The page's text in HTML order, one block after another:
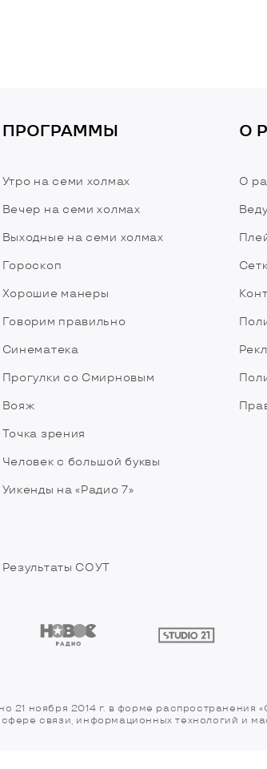
ПРОГРАММЫ О
Утро на семи холмах
Вечер на семи холмах
Выходные на семи холмах
Гороскоп
Хорошие манеры
Говорим правильно
Синематека
Прогулки со Смирновым
Вояж
Точка зрения
Человек с большой буквы
Уикенды на «Радио 7»
Результаты СОУТ
О
ноября 2014 г. в форме распространения
связи, информационных технологий и